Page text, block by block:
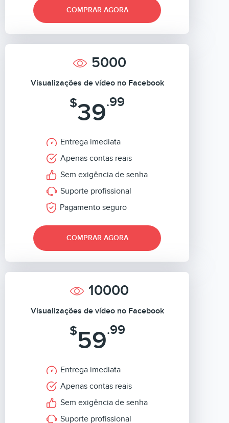
COMPRAR AGORA
5000
Visualizações de vídeo no Facebook
$39.99
Entrega imediata
Apenas contas reais
Sem exigência de senha
Suporte profissional
Pagamento seguro
COMPRAR AGORA
10000
Visualizações de vídeo no Facebook
$59.99
Entrega imediata
Apenas contas reais
Sem exigência de senha
Suporte profissional